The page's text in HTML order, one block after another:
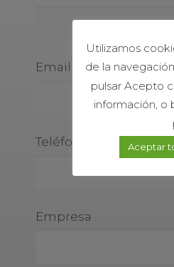
Email
Teléfono
Empresa
Utilizamos
de la
pulsar Acepto
información, o
Aceptar